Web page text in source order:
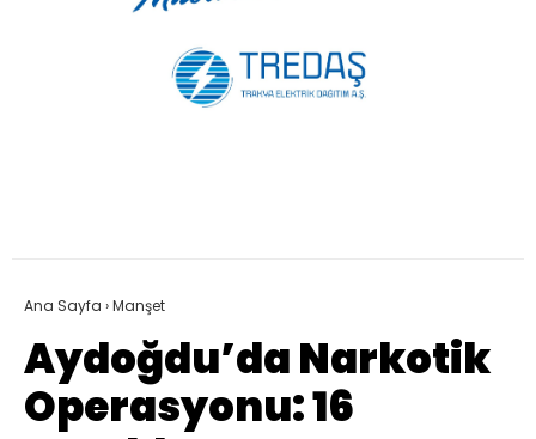
Ana Sayfa ›Manşet
Aydoğdu’da Narkotik
Operasyonu: 16